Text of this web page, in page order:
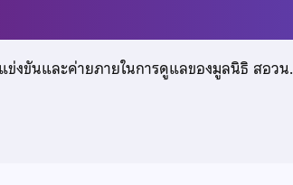
ข่งขันและค่ายภายในการดูแลของมูลนิธิ สอวน.